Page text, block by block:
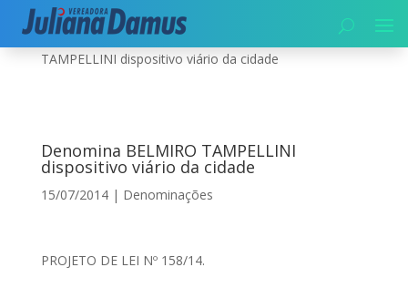
Início|Denominações|
TAMPELLINI dispositivo viário da cidade
Denomina BELMIRO TAMPELLINI
dispositivo viário da cidade
15/07/2014| Denominações
PROJETO DE LEI Nº 158/14.